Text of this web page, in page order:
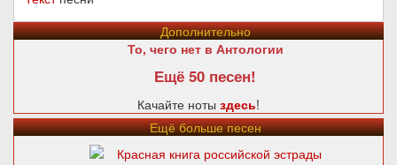
Дополнительно
То, чего нет в Антологии
Ещё 50 песен!
Качайте ноты здесь!
Ещё больше песен